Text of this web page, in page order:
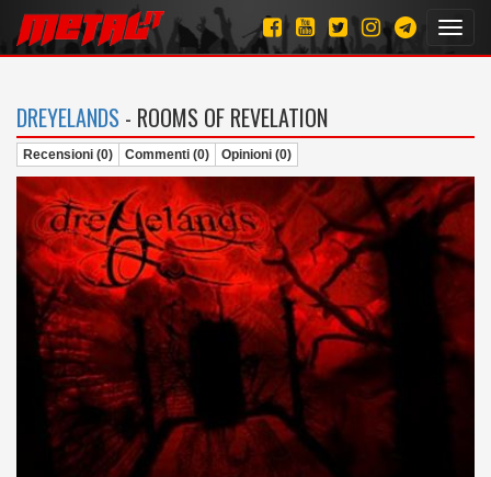
DREYELANDS - ROOMS OF REVELATION
Recensioni (0) Commenti (0) Opinioni (0)